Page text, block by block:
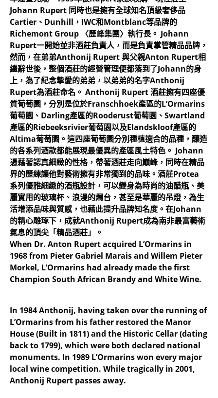
Johann Rupert 同時也是擁有全球知名頂級奢侈品
Cartier、Dunhill，IWC和Montblanc等品牌的
Richemont Group 〈歷峰集團〉執行長。 Johann
Rupert一開始並非酒莊負責人，而是負責掌管精品品牌，
然而，在弟弟Anthonij Rupert 與父親Anton Rupert相
繼辭世後，整個酒莊的經營管理便都落到了Johann的身
上，為了紀念摯愛的弟弟，以弟弟的名字Anthonij
Rupert為酒莊命名。 Anthonij Rupert 酒莊擁有四座優
質葡萄園，分別是位於Franschhoek產區的L’Ormarins
葡萄園、Darling產區的Rooderust葡萄園、Swartland
產區的Riebeeksrivier葡萄園以及Elandskloof產區的
Altima葡萄園。這四座葡萄園分別種植適合的品種，釀造
的各系列酒款都能展現最優異的產區風土特色。 Johann
憑藉著認真細緻的性格，帶著酒莊走向巔峰，同時在精品
界的歷練讓他對藝術擁有非常獨到的品味。酒莊Protea
系列優雅細緻的酒瓶設計，可以變身為時尚的油醋瓶、美
麗實用的玻璃杯、浪漫的燭台，甚至是華麗的吊燈，為生
活增添品味與質感，也藉此提升品牌知名度。在Johann
的精心雕琢下，成就Anthonij Rupert成為南非最富藝術
氣息的頂尖「精品酒莊」。
When Dr. Anton Rupert acquired L’Ormarins in
1968 from Pieter Gabriel Marais and Willem Pieter
Morkel, L’Ormarins had already made the first
Champion South African Brandy and White Wine.
In 1984 Anthonij, having taken over the running of
L’Ormarins from his father restored the Manor
House (Built in 1811) and the Historic Cellar (dating
back to 1799), which were both declared national
monuments. In 1989 L’Ormarins won every major
local wine competition. While tragically in 2001,
Anthonij Rupert passes away.